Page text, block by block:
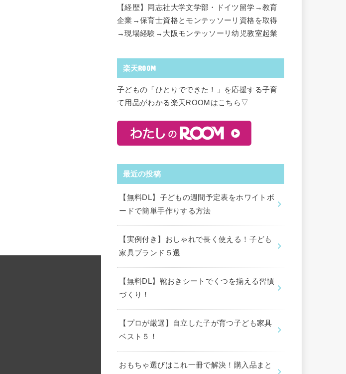
【経歴】同志社大学文学部・ドイツ留学→教育
企業→保育士資格とモンテッソーリ資格を取得
→現場経験→大阪モンテッソーリ幼児教室起業
楽天ROOM
子どもの「ひとりでできた！」を応援する子育
て用品がわかる楽天ROOMはこちら▽
最近の投稿
【無料DL】子どもの週間予定表をホワイトボ
ードで簡単手作りする方法
【実例付き】おしゃれで長く使える！子ども
家具ブランド５選
【無料DL】靴おきシートでくつを揃える習慣
づくり！
【プロが厳選】自立した子が育つ子ども家具
ベスト５！
おもちゃ選びはこれ一冊で解決！購入品まと